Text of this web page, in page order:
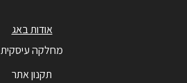
אודות באג
מחלקה עיסקית
תקנון אתר